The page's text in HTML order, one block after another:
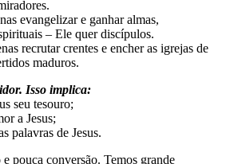
evangelizar e ganhar almas,
– Ele quer discípulos.
recrutar crentes e encher as igrejas de
maduros.
Isso implica:
seu tesouro;
a Jesus;
palavras de Jesus.
pouca conversão. Temos grande